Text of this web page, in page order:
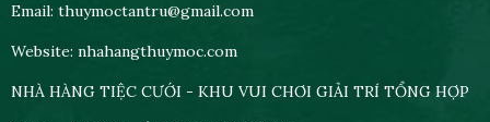
Email: thuymoctantru@gmail.com
Website: nhahangthuymoc.com
NHÀ HÀNG TIỆC CƯỚI - KHU VUI CHƠI GIẢI TRÍ TỔNG HỢP